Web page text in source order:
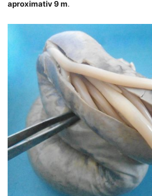
aproximativ 9 m.